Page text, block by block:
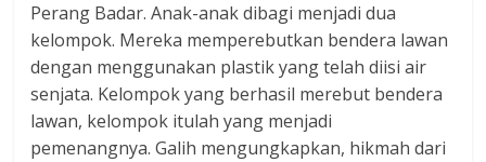
Perang Badar. Anak-anak dibagi menjadi dua
kelompok. Mereka memperebutkan bendera lawan
dengan menggunakan plastik yang telah diisi air
senjata. Kelompok yang berhasil merebut bendera
lawan, kelompok itulah yang menjadi
pemenangnya. Galih mengungkapkan, hikmah dari